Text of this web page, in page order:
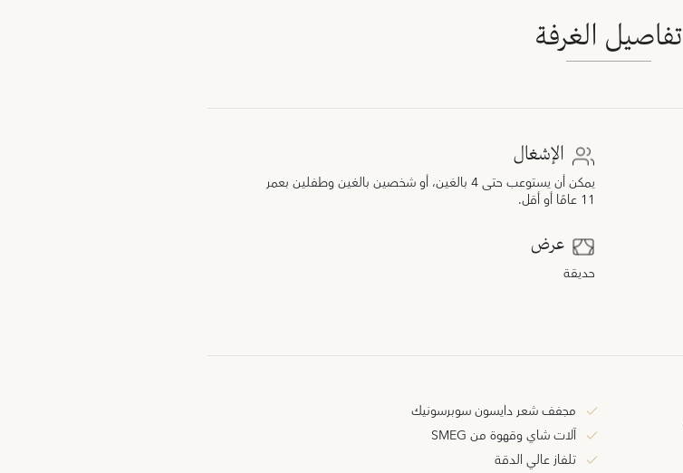
تفاصيل الغرفة
الإشغال
يمكن أن يستوعب حتى 4 بالغين، أو شخصين بالغين وطفلين بعمر
11 عامًا أو أقل.
عرض
حديقة
مجفف شعر دايسون سوبرسونيك
آلات شاي وقهوة من SMEG
تلفاز عالي الدقة